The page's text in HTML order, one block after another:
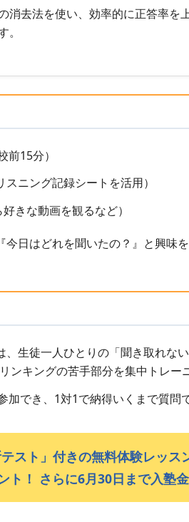
消去法を使い、効率的に正答率を
15分）
ニング記録シートを活用）
きな動画を観るなど）
今日はどれを聞いたの？』と興味
生徒一人ひとりの「聞き取れな
キングの苦手部分を集中トレー
加でき、1対1で納得いくまで質問
スト」付きの無料体験レッス
ト！ さらに6月30日まで入塾